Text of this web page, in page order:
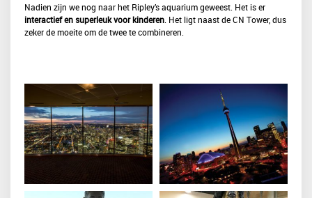
Nadien zijn we nog naar het Ripley’s aquarium geweest. Het is er
interactief en superleuk voor kinderen. Het ligt naast de CN Tower, dus
zeker de moeite om de twee te combineren.